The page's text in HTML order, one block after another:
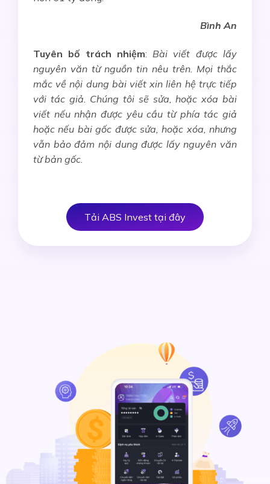
Bình An
Tuyên bố trách nhiệm:Bài viết được lấy
nguyên văn từ nguồn tin nêu trên. Mọi thắc
mắc về nội dung bài viết xin liên hệ trực tiếp
với tác giả. Chúng tôi sẽ sửa, hoặc xóa bài
viết nếu nhận được yêu cầu từ phía tác giả
hoặc nếu bài gốc được sửa, hoặc xóa, nhưng
vẫn bảo đảm nội dung được lấy nguyên văn
từ bản gốc.
Tải ABS Invest tại đây